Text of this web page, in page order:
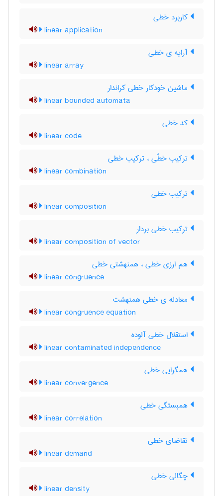
کاربرد خطی
linear application
آرایه ی خطی
linear array
ماشین خودکار خطی کراندار
linear bounded automata
کد خطی
linear code
ترکیب خطّی ، ترکیب خطی
linear combination
ترکیب خطی
linear composition
ترکیب خطی بردار
linear composition of vector
هم ارزی خطی ، همنهشتی خطی
linear congruence
معادله ی خطی همنهشت
linear congruence equation
استقلال خطی آلوده
linear contaminated independence
همگرایی خطی
linear convergence
همبستگی خطی
linear correlation
تقاضای خطی
linear demand
چگالی خطی
linear density